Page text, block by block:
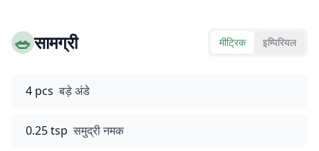
🥗सामग्री मीट्रिक इम्पिरियल
4 pcs बड़े अंडे
0.25 tsp समुद्री नमक